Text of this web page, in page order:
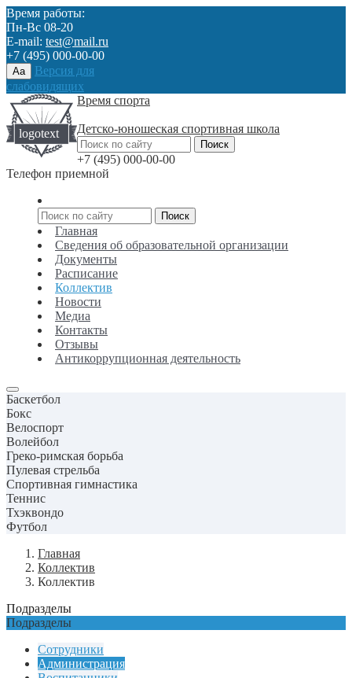
Время работы:
Пн-Вс 08-20
E-mail: test@mail.ru
+7 (495) 000-00-00
Aa
Версия для
слабовидящих
Время спорта
Детско-юношеская спортивная школа
+7 (495) 000-00-00
Телефон приемной
Главная
Сведения об образовательной организации
Документы
Расписание
Коллектив
Новости
Медиа
Контакты
Отзывы
Антикоррупционная деятельность
Баскетбол
Бокс
Велоспорт
Волейбол
Греко-римская борьба
Пулевая стрельба
Спортивная гимнастика
Теннис
Тхэквондо
Футбол
Главная
Коллектив
Коллектив
Подразделы
Подразделы
Сотрудники
Администрация